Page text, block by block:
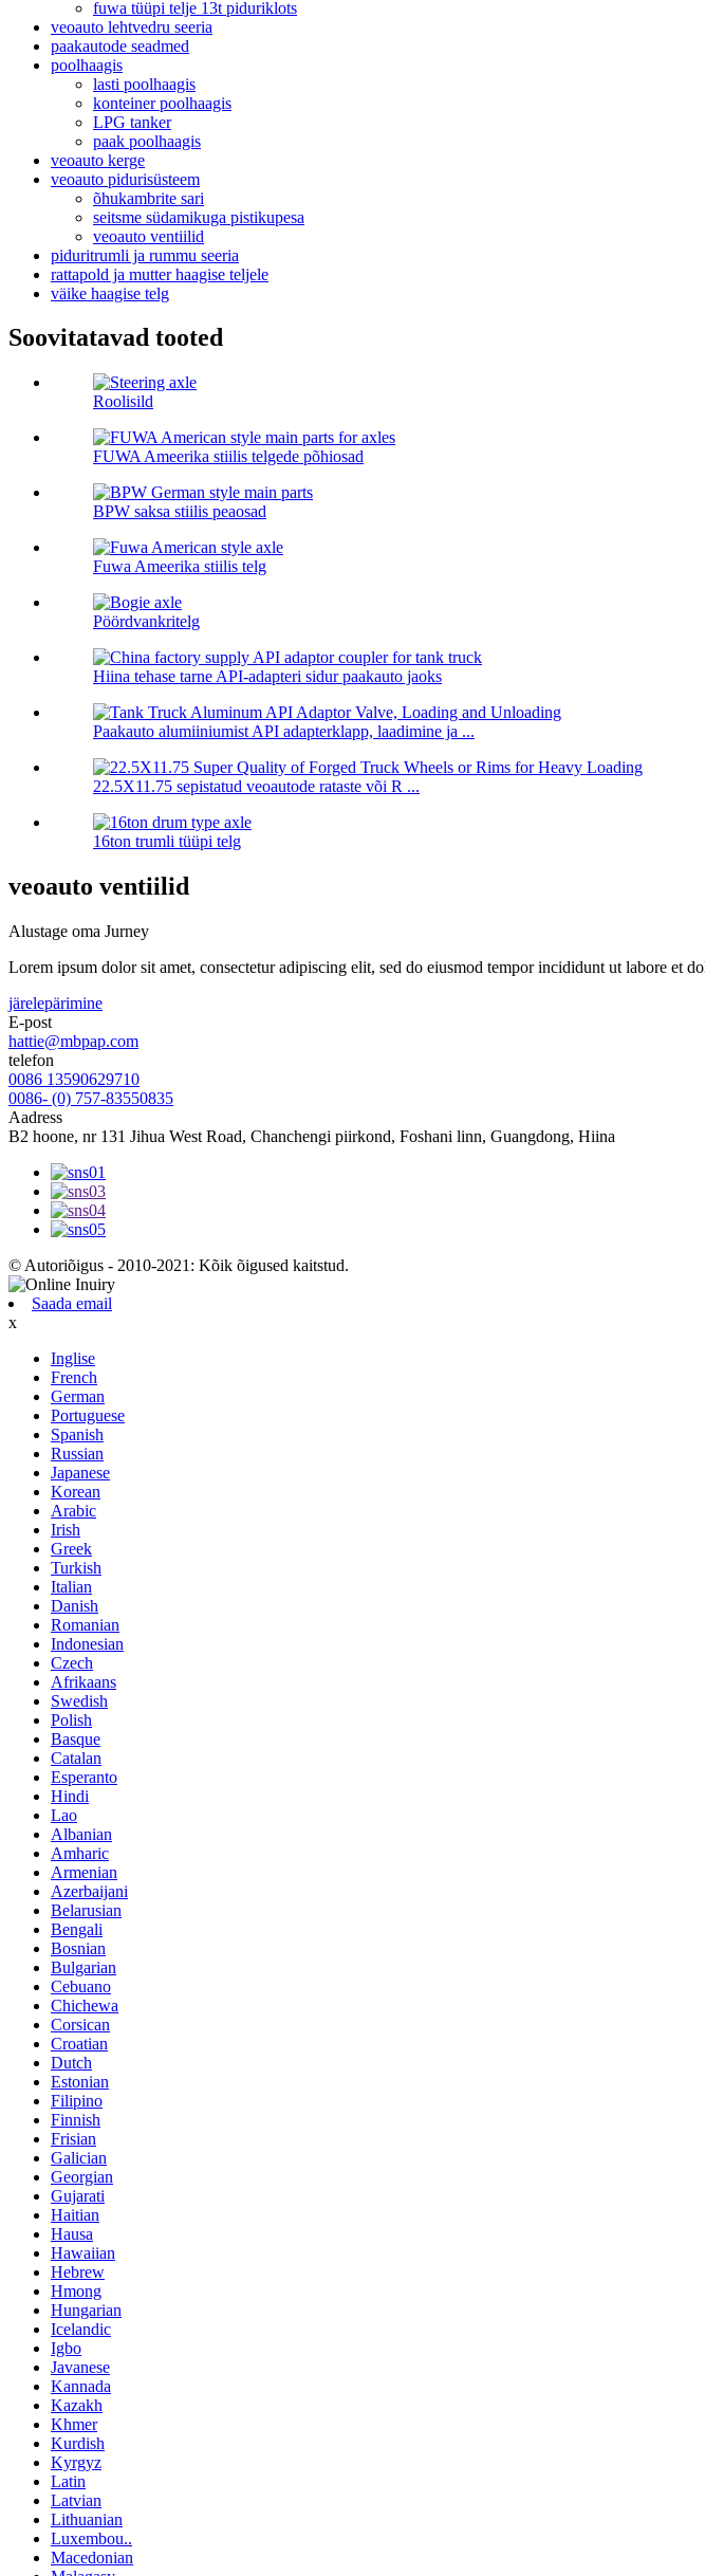
fuwa tüüpi telje 13t piduriklots
veoauto lehtvedru seeria
paakautode seadmed
poolhaagis
lasti poolhaagis
konteiner poolhaagis
LPG tanker
paak poolhaagis
veoauto kerge
veoauto pidurisüsteem
õhukambrite sari
seitsme südamikuga pistikupesa
veoauto ventiilid
piduritrumli ja rummu seeria
rattapold ja mutter haagise teljele
väike haagise telg
Soovitatavad tooted
Roolisild
FUWA Ameerika stiilis telgede põhiosad
BPW saksa stiilis peaosad
Fuwa Ameerika stiilis telg
Pöördvankritelg
Hiina tehase tarne API-adapteri sidur paakauto jaoks
Paakauto alumiiniumist API adapterklapp, laadimine ja ...
22.5X11.75 sepistatud veoautode rataste või R ...
16ton trumli tüüpi telg
veoauto ventiilid
Alustage oma Jurney
Lorem ipsum dolor sit amet, consectetur adipiscing elit, sed do eiusmod tempor incididunt ut labore et
järelepärimine
E-post
hattie@mbpap.com
telefon
0086 13590629710
0086- (0) 757-83550835
Aadress
B2 hoone, nr 131 Jihua West Road, Chanchengi piirkond, Foshani linn, Guangdong, Hiina
© Autoriõigus - 2010-2021: Kõik õigused kaitstud.
Saada email
x
Inglise
French
German
Portuguese
Spanish
Russian
Japanese
Korean
Arabic
Irish
Greek
Turkish
Italian
Danish
Romanian
Indonesian
Czech
Afrikaans
Swedish
Polish
Basque
Catalan
Esperanto
Hindi
Lao
Albanian
Amharic
Armenian
Azerbaijani
Belarusian
Bengali
Bosnian
Bulgarian
Cebuano
Chichewa
Corsican
Croatian
Dutch
Estonian
Filipino
Finnish
Frisian
Galician
Georgian
Gujarati
Haitian
Hausa
Hawaiian
Hebrew
Hmong
Hungarian
Icelandic
Igbo
Javanese
Kannada
Kazakh
Khmer
Kurdish
Kyrgyz
Latin
Latvian
Lithuanian
Luxembou..
Macedonian